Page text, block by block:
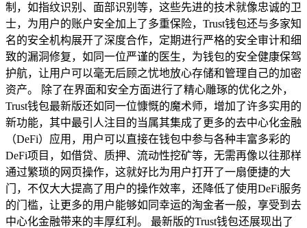
制，如指纹识别、面部识别等，这些先进的技术就像忠诚的卫
士，为用户的账户安全加上了多重保险，Trust钱包还与多家知
名的安全机构展开了深度合作，定期进行严格的安全审计和细
致的漏洞修复，如同一位严谨的医生，为钱包的安全健康保驾
护航，让用户可以毫无后顾之忧地放心存储和管理自己的加密
资产。 除了在界面和安全方面进行了精心雕琢的优化之外，
Trust钱包最新版还如同一位慷慨的魔术师，增加了许多实用的
新功能，其中最引人注目的当属其集成了更多的去中心化金融
（DeFi）应用，用户可以直接在钱包中参与各种丰富多彩的
DeFi项目，如借贷、质押、流动性挖矿等，无需再像以往那样
通过繁琐的网页操作，这就好比为用户打开了一扇便捷的大
门，不仅大大提高了用户的操作效率，还降低了使用DeFi服务
的门槛，让更多的用户能够如同幸运的淘金者一般，享受到去
中心化金融带来的丰厚红利。 最新版的Trust钱包还展现出了